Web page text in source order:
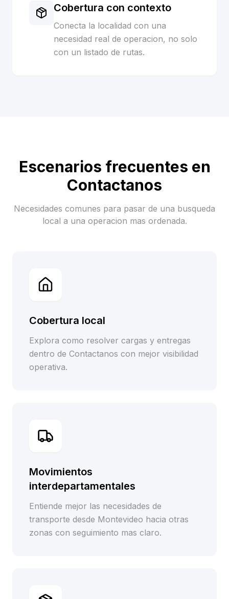
Cobertura con contexto
Conecta la localidad con una
necesidad real de operacion, no solo
con un listado de rutas.
Escenarios frecuentes en
Contactanos
Necesidades comunes para pasar de una busqueda
local a una operacion mas ordenada.
Cobertura local
Explora como resolver cargas y entregas
dentro de Contactanos con mejor visibilidad
operativa.
Movimientos
interdepartamentales
Entiende mejor las necesidades de
transporte desde Montevideo hacia otras
zonas con seguimiento mas claro.